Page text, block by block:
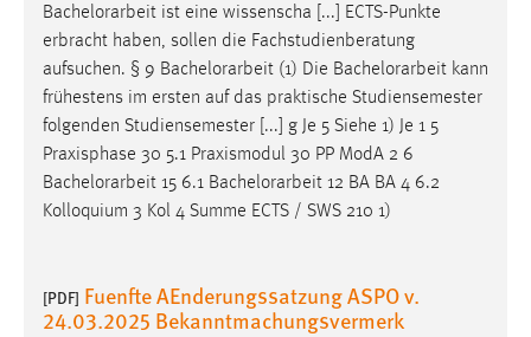
Bachelorarbeit ist eine wissenscha [...] ECTS-Punkte
erbracht haben, sollen die Fachstudienberatung
aufsuchen. § 9 Bachelorarbeit (1) Die Bachelorarbeit kann
frühestens im ersten auf das praktische Studiensemester
folgenden Studiensemester [...] g Je 5 Siehe 1) Je 1 5
Praxisphase 30 5.1 Praxismodul 30 PP ModA 2 6
Bachelorarbeit 15 6.1 Bachelorarbeit 12 BA BA 4 6.2
Kolloquium 3 Kol 4 Summe ECTS / SWS 210 1)
[PDF] Fuenfte AEnderungssatzung ASPO v.
24.03.2025 Bekanntmachungsvermerk